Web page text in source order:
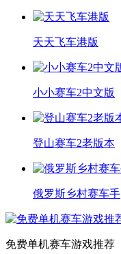
天天飞车港版
小小赛车2中文版
登山赛车2老版本
俄罗斯乡村赛车手
免费单机赛车游戏推荐